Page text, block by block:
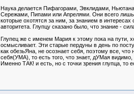
Наука делается Пифагорами, Эвклидами,
Сережами, Пипами или Апрелями. Они всего лишь
которые охотятся за ним, за знанием в
авторитета. Глупцу сказано было, что знание -
Глупец же с именем Мария к этому пока на пути,
осмысливает. Эти старые пердуны в день по
как обезьЯна, не осознает себя, поэтому все,
себя(УМА), то есть того, что знает, дУМая
Именно ТАК! и есть, но с точки зрения глупца, то